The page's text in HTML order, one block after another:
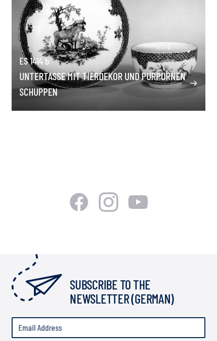
ES 1414 b
UNTERTASSE MIT TIERDEKOR UND PURPURNEN
SCHUPPEN
SUBSCRIBE TO THE
NEWSLETTER (GERMAN)